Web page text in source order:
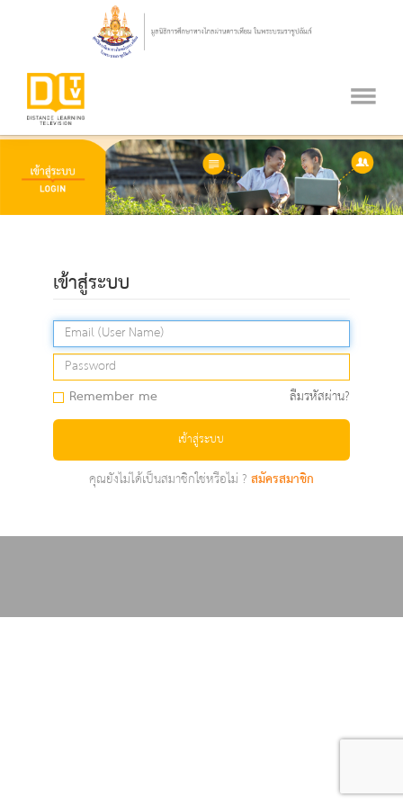
เข้าสู่ระบบ
Remember me ลืมรหัสผ่าน?
เข้าสู่ระบบ
คุณยังไม่ได้เป็นสมาชิกใช่หรือไม่ ?สมัครสมาชิก